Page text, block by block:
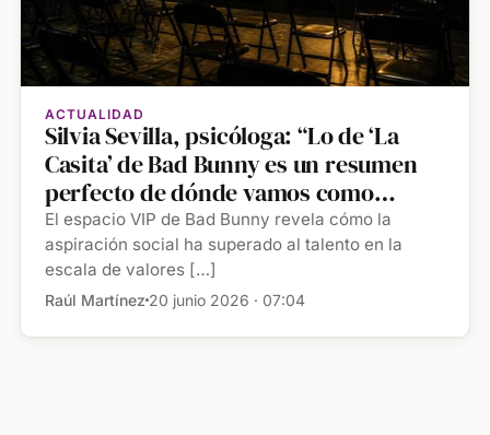
ACTUALIDAD
Silvia Sevilla, psicóloga: “Lo de ‘La
Casita’ de Bad Bunny es un resumen
perfecto de dónde vamos como
sociedad”
El espacio VIP de Bad Bunny revela cómo la
aspiración social ha superado al talento en la
escala de valores […]
Raúl Martínez 20 junio 2026 · 07:04